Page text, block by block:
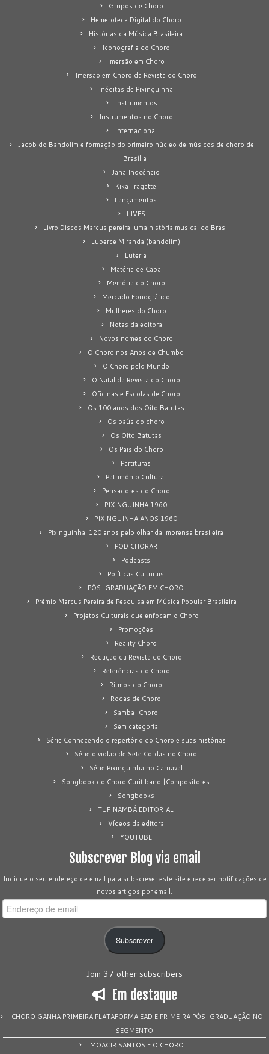
Grupos de Choro
Hemeroteca Digital do Choro
Histórias da Música Brasileira
Iconografia do Choro
Imersão em Choro
Imersão em Choro da Revista do Choro
Inéditas de Pixinguinha
Instrumentos
Instrumentos no Choro
Internacional
Jacob do Bandolim e formação do primeiro núcleo de músicos de choro de
Brasília
Jana Inocêncio
Kika Fragatte
Lançamentos
LIVES
Livro Discos Marcus pereira: uma história musical do Brasil
Luperce Miranda (bandolim)
Luteria
Matéria de Capa
Memória do Choro
Mercado Fonográfico
Mulheres do Choro
Notas da editora
Novos nomes do Choro
O Choro nos Anos de Chumbo
O Choro pelo Mundo
O Natal da Revista do Choro
Oficinas e Escolas de Choro
Os 100 anos dos Oito Batutas
Os baús do choro
Os Oito Batutas
Os Pais do Choro
Partituras
Patrimônio Cultural
Pensadores do Choro
PIXINGUINHA 1960
PIXINGUINHA ANOS 1960
Pixinguinha: 120 anos pelo olhar da imprensa brasileira
POD CHORAR
Podcasts
Políticas Culturais
PÓS-GRADUAÇÃO EM CHORO
Prêmio Marcus Pereira de Pesquisa em Música Popular Brasileira
Projetos Culturais que enfocam o Choro
Promoções
Reality Choro
Redação da Revista do Choro
Referências do Choro
Ritmos do Choro
Rodas de Choro
Samba-Choro
Sem categoria
Série Conhecendo o repertório do Choro e suas histórias
Série o violão de Sete Cordas no Choro
Série Pixinguinha no Carnaval
Songbook do Choro Curitibano |Compositores
Songbooks
TUPINAMBÁ EDITORIAL
Vídeos da editora
YOUTUBE
Subscrever Blog via email
Indique o seu endereço de email para subscrever este site e receber notificações de
novos artigos por email.
Endereço
de
Subscrever
Join 37 other subscribers
Em destaque
CHORO GANHA PRIMEIRA PLATAFORMA EAD E PRIMEIRA PÓS-GRADUAÇÃO NO
SEGMENTO
MOACIR SANTOS E O CHORO